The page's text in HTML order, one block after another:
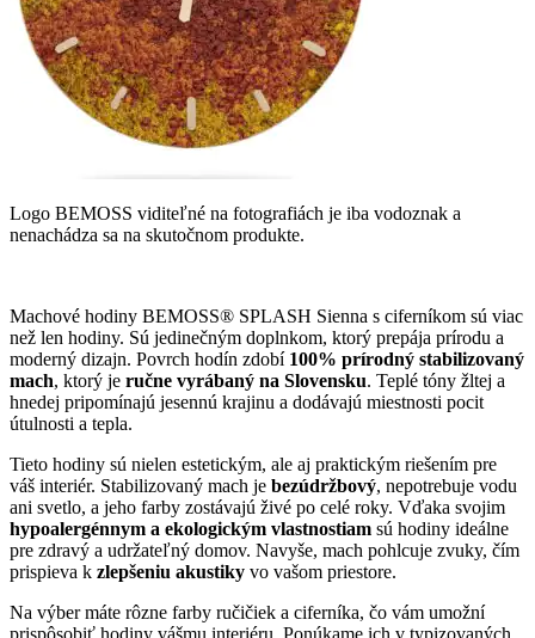
Logo BEMOSS viditeľné na fotografiách je iba vodoznak a
nenachádza sa na skutočnom produkte.
Machové hodiny BEMOSS® SPLASH Sienna s ciferníkom sú viac
než len hodiny. Sú jedinečným doplnkom, ktorý prepája prírodu a
moderný dizajn. Povrch hodín zdobí 100% prírodný stabilizovaný
mach, ktorý je ručne vyrábaný na Slovensku. Teplé tóny žltej a
hnedej pripomínajú jesennú krajinu a dodávajú miestnosti pocit
útulnosti a tepla.
Tieto hodiny sú nielen estetickým, ale aj praktickým riešením pre
váš interiér. Stabilizovaný mach je bezúdržbový, nepotrebuje vodu
ani svetlo, a jeho farby zostávajú živé po celé roky. Vďaka svojim
hypoalergénnym a ekologickým vlastnostiam sú hodiny ideálne
pre zdravý a udržateľný domov. Navyše, mach pohlcuje zvuky, čím
prispieva k zlepšeniu akustiky vo vašom priestore.
Na výber máte rôzne farby ručičiek a ciferníka, čo vám umožní